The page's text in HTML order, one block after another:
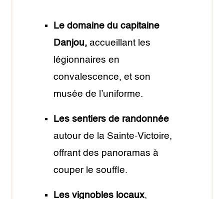
Le domaine du capitaine
Danjou,accueillant les
légionnaires en
convalescence, et son
musée de l’uniforme.
Les sentiers de randonnée
autour de la Sainte-Victoire,
offrant des panoramas à
couper le souffle.
Les vignobles locaux,